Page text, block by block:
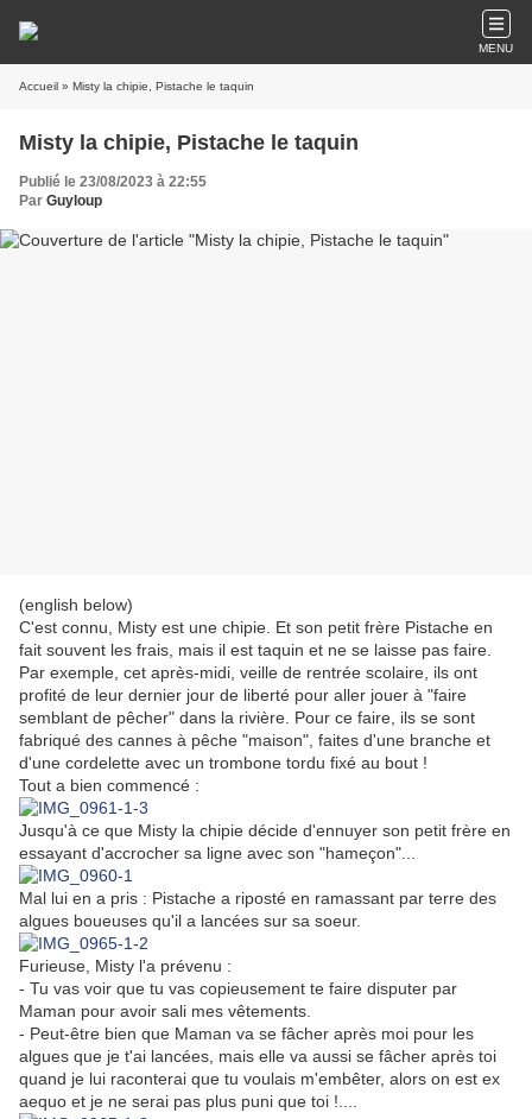
MENU
Accueil » Misty la chipie, Pistache le taquin
Misty la chipie, Pistache le taquin
Publié le 23/08/2023 à 22:55
Par Guyloup
(english below)
C'est connu, Misty est une chipie. Et son petit frère Pistache en
fait souvent les frais, mais il est taquin et ne se laisse pas faire.
Par exemple, cet après-midi, veille de rentrée scolaire, ils ont
profité de leur dernier jour de liberté pour aller jouer à "faire
semblant de pêcher" dans la rivière. Pour ce faire, ils se sont
fabriqué des cannes à pêche "maison", faites d'une branche et
d'une cordelette avec un trombone tordu fixé au bout !
Tout a bien commencé :
Jusqu'à ce que Misty la chipie décide d'ennuyer son petit frère en
essayant d'accrocher sa ligne avec son "hameçon"...
Mal lui en a pris : Pistache a riposté en ramassant par terre des
algues boueuses qu'il a lancées sur sa soeur.
Furieuse, Misty l'a prévenu :
- Tu vas voir que tu vas copieusement te faire disputer par
Maman pour avoir sali mes vêtements.
- Peut-être bien que Maman va se fâcher après moi pour les
algues que je t'ai lancées, mais elle va aussi se fâcher après toi
quand je lui raconterai que tu voulais m'embêter, alors on est ex
aequo et je ne serai pas plus puni que toi !....